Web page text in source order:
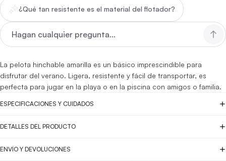
¿Qué tan resistente es el material del flotador?
La pelota hinchable amarilla es un básico imprescindible para
disfrutar del verano. Ligera, resistente y fácil de transportar, es
perfecta para jugar en la playa o en la piscina con amigos o familia.
ESPECIFICACIONES Y CUIDADOS
DETALLES DEL PRODUCTO
ENVÍO Y DEVOLUCIONES